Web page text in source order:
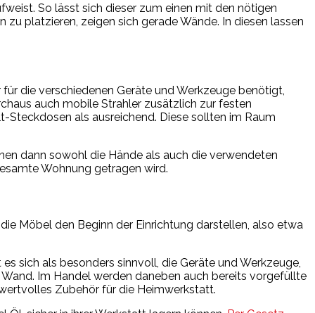
So lässt sich dieser zum einen mit den nötigen
platzieren, zeigen sich gerade Wände. In diesen lassen
die verschiedenen Geräte und Werkzeuge benötigt,
auch mobile Strahler zusätzlich zur festen
als ausreichend. Diese sollten im Raum
dann sowohl die Hände als auch die verwendeten
Wohnung getragen wird.
Möbel den Beginn der Einrichtung darstellen, also etwa
sich als besonders sinnvoll, die Geräte und Werkzeuge,
Im Handel werden daneben auch bereits vorgefüllte
Zubehör für die Heimwerkstatt.